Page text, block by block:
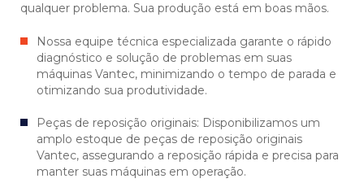
qualquer problema. Sua produção está em boas mãos.
Nossa equipe técnica especializada garante o rápido
diagnóstico e solução de problemas em suas
máquinas Vantec, minimizando o tempo de parada e
otimizando sua produtividade.
Peças de reposição originais: Disponibilizamos um
amplo estoque de peças de reposição originais
Vantec, assegurando a reposição rápida e precisa para
manter suas máquinas em operação.